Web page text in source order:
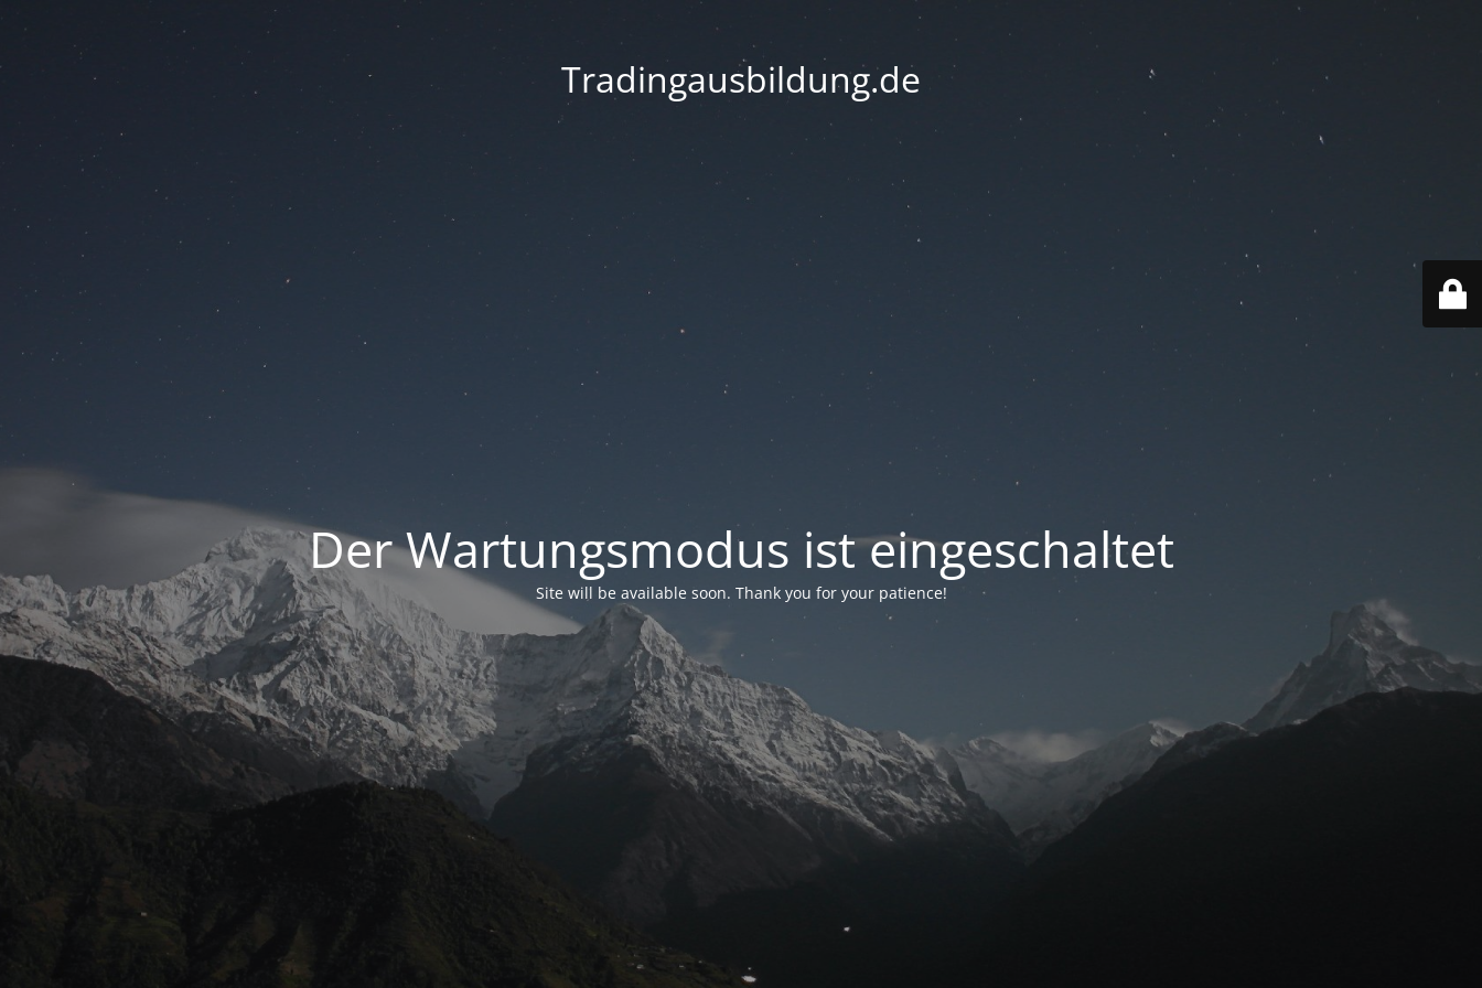
Tradingausbildung.de
Der Wartungsmodus ist eingeschaltet
Site will be available soon. Thank you for your patience!